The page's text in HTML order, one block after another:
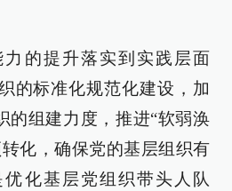
的提升落实到实践层面
的标准化规范化建设，加
的组建力度，推进“软弱涣
化，确保党的基层组织有
化基层党组织带头人队